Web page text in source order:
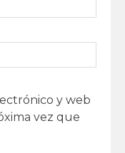
y web
vez que